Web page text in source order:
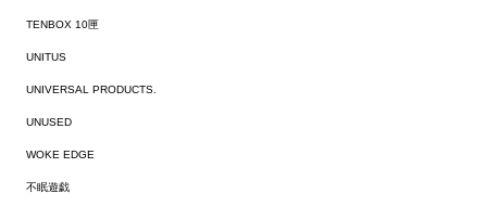
TENBOX 10匣
UNITUS
UNIVERSAL PRODUCTS.
UNUSED
WOKE EDGE
不眠遊戯